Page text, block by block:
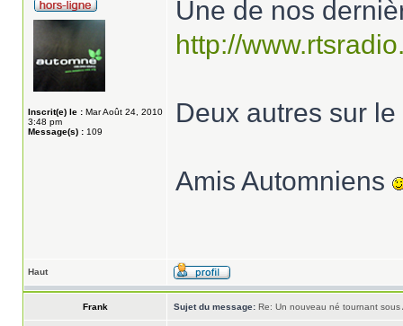
Inscrit(e) le : Mar Août 24, 2010
3:48 pm
Message(s) : 109
Une de nos
http://
Deux autres sur
Amis Automniens
Haut
Frank Sujet du message: Re: Un nouveau né tournant sous